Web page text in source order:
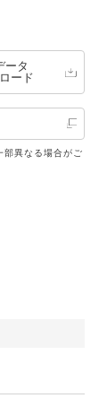
ータ
ード
異なる場合がご